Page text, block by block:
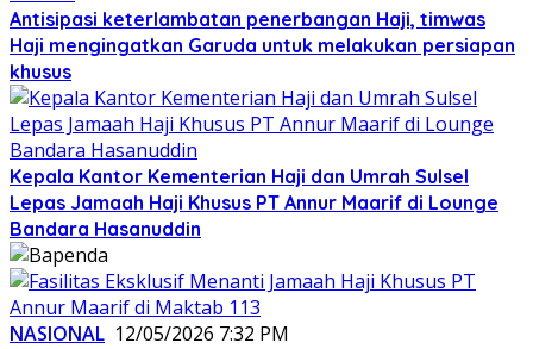
Antisipasi keterlambatan penerbangan Haji, timwas
Haji mengingatkan Garuda untuk melakukan persiapan
khusus
Kepala Kantor Kementerian Haji dan Umrah Sulsel
Lepas Jamaah Haji Khusus PT Annur Maarif di Lounge
Bandara Hasanuddin
NASIONAL 12/05/2026 7:32 PM